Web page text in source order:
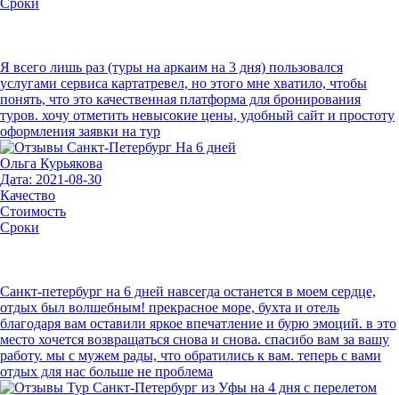
Сроки
Я всего лишь раз (туры на аркаим на 3 дня) пользовался
услугами сервиса картатревел, но этого мне хватило, чтобы
понять, что это качественная платформа для бронирования
туров. хочу отметить невысокие цены, удобный сайт и простоту
оформления заявки на тур
Ольга Курьякова
Дата: 2021-08-30
Качество
Стоимость
Сроки
Санкт-петербург на 6 дней навсегда останется в моем сердце,
отдых был волшебным! прекрасное море, бухта и отель
благодаря вам оставили яркое впечатление и бурю эмоций. в это
место хочется возвращаться снова и снова. спасибо вам за вашу
работу. мы с мужем рады, что обратились к вам. теперь с вами
отдых для нас больше не проблема